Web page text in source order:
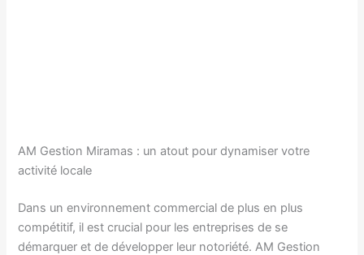
AM Gestion Miramas : un atout pour dynamiser votre
activité locale
Dans un environnement commercial de plus en plus
compétitif, il est crucial pour les entreprises de se
démarquer et de développer leur notoriété. AM Gestion